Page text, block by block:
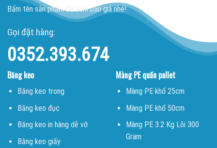
Bấm tên sản phẩm để xem báo giá nhé!
Gọi đặt hàng:
0352.393.674
Băng keo
Băng keo trong
Băng keo đục
Băng keo in hàng dễ vỡ
Băng keo giấy
Màng PE quấn pallet
Màng PE khổ 25cm
Màng PE khổ 50cm
Màng PE 3.2 Kg Lõi 300
Gram